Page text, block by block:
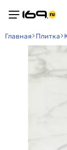
Главная Плитка